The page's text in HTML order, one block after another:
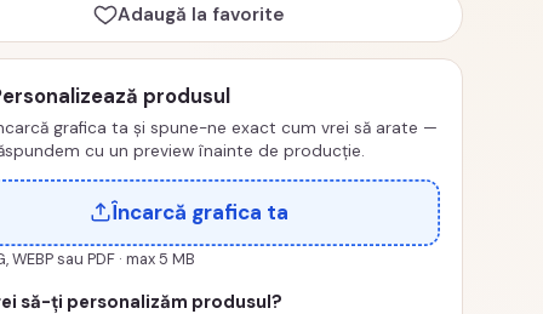
Adaugă la favorite
produsul
grafica ta și spune-ne exact cum vrei să arate —
cu un preview înainte de producție.
Încarcă grafica ta
WEBP sau PDF · max 5 MB
să-ți personalizăm produsul?